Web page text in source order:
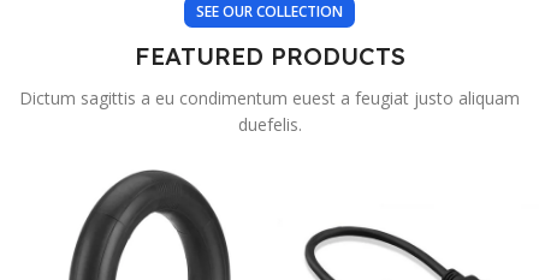
SEE OUR COLLECTION
FEATURED PRODUCTS
Dictum sagittis a eu condimentum euest a feugiat justo aliquam
duefelis.